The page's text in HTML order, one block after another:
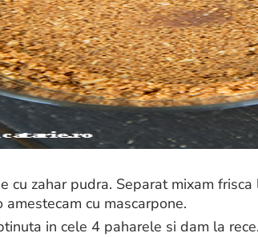
cu zahar pudra. Separat mixam
cu mascarpone.
in cele 4 paharele si dam la rece.